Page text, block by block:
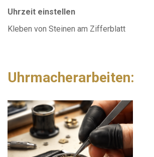
Uhrzeit einstellen
Kleben von Steinen am Zifferblatt
Uhrmacherarbeiten: